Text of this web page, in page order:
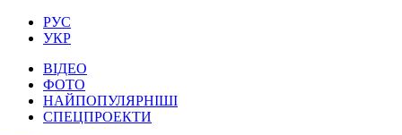
РУС
УКР
ВІДЕО
ФОТО
НАЙПОПУЛЯРНІШІ
СПЕЦПРОЕКТИ